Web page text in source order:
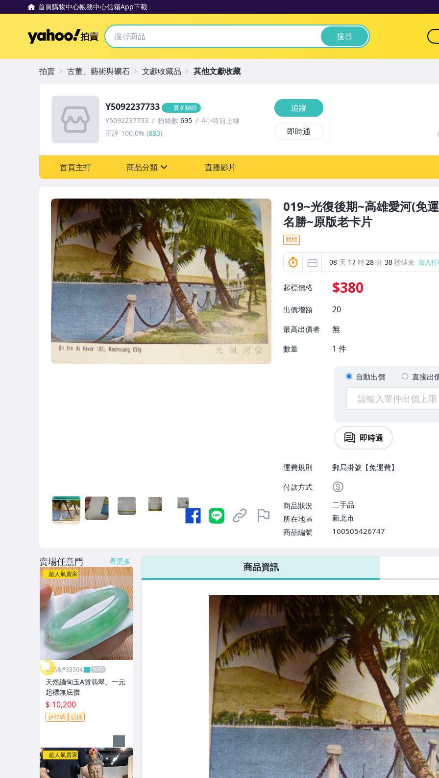
首頁購物中心帳務中心信箱App下載
Yahoo拍賣 搜尋
019~光復後期~高雄愛河(免
名勝~原版老卡片
競標
08 天 17 時28 分 36秒結束 加入
起標價格 $380
出價增額 20
最高出價者 無
數量 1 件
自動出價 直接出
即時通
運費規則
郵局掛號【免運費】
付款方式
商品狀況
二手品
所在地區
新北市
商品編號
100505426747
Y5092237733 實名驗證
Y5092237733 粉絲數 695
4小時前上線
正評 100.0% (883)
追蹤
即時通
首頁主打 商品分類
玩具、模型與公仔
直播影片
拍賣 古董、藝術與礦石 文獻收藏品 其他文獻收藏
商品資訊
賣場任意門 看更多
超人氣賣家
昕品&#33304;
天然緬甸玉A貨翡翠、一元
起標無底價
$ 10,200
折扣碼 競標
超人氣賣家